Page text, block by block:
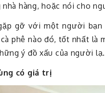
hàng, hoặc nói cho
gỡ với một người
phê nào đó, tốt nhất là
ý đồ xấu của người lạ.
có giá trị